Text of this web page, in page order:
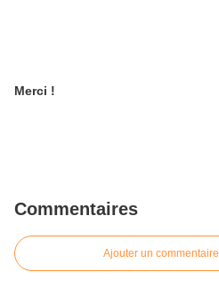
Merci !
Commentaires
Ajouter un commentaire